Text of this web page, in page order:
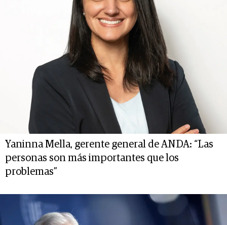
Yaninna Mella, gerente general de ANDA: “Las
personas son más importantes que los
problemas”